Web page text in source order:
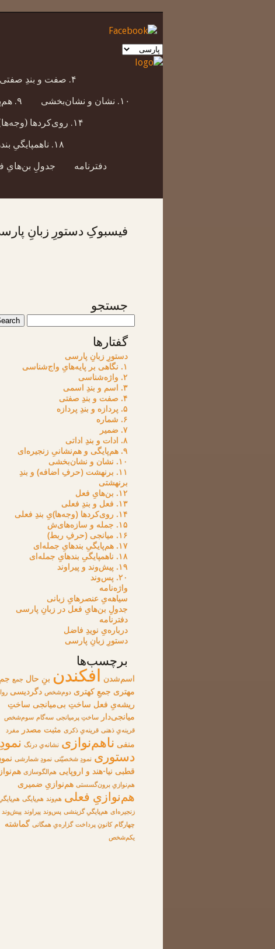
یک
زبان
۴. صفت و بندِ صفتی
۹. هم‌پایگی و هم‌نشانیِ زنجیره‌ای
۱۰. نشان و نشان‌بخشی
۱۴. روی‌کردها (وجه‌ها)یِ بندِ فعلی
۱۸. ناهمپایگیِ بندهایِ جمله‌ای
جدولِ بن‌هایِ
دفترنامه
فیسبوکِ دستورِ زبانِ
جستجو
گفتارها
دستورِ زبانِ پارسی
۱. نگاهی بر پایه‌هایِ واج‌شناسی
۲. واژه‌شناسی
۳. اسم و بندِ اسمی
۴. صفت و بندِ صفتی
۵. پردازه و بندِ پردازه
۶. شماره
۷. ضمیر
۸. ادات و بندِ اداتی
۹. هم‌پایگی و هم‌نشانیِ زنجیره‌ای
۱۰. نشان و نشان‌بخشی
۱۱. برنهشت (حرفِ اضافه) و بندِ
برنهشتی
۱۲. بن‌هایِ فعل
۱۳. فعل و بندِ فعلی
۱۴. روی‌کردها (وجه‌ها)یِ بندِ فعلی
۱۵. جمله و سازه‌های‌ش
۱۶. میانجی (حرفِ ربط)
۱۷. هم‌پایگیِ بندهایِ جمله‌ای
۱۸. ناهمپایگیِ بندهایِ جمله‌ای
۱۹. پیش‌وند و پیراوند
۲۰. پس‌وند
واژه‌نامه
سیاهه‌یِ عنصرهایِ زبانی
جدولِ بن‌هایِ فعل در زبانِ پارسی
دفترنامه
درباره‌یِ نویدِ فاضل
دستورِ زبانِ پارسی
برچسب‌ها
اسم‌شدن افکندن بنِ حال جمع
مهتری جمعِ کهتری دوم‌شخص دگردیسی
ریشه‌یِ فعل ساختِ بی‌میانجی ساختِ
میانجی‌دار
ساختِ پرمیانجی سه‌گام سوم‌شخص
قرینه‌یِ ذهنی قرینه‌یِ ذکری مثبت مصدر مفرد
منفی ناهم‌نوازی نشانه‌یِ درنگ نمودِ
دستوری نمودِ شخصیّتی نمودِ شمارشی
قطبی نیا-هند و اروپایی هم‌الگوسازی
هم‌نوازیِ برون‌گسستی هم‌نوازیِ ضمیری
هم‌نوازیِ فعلی هم‌وند هم‌پایگی
زنجیره‌ای هم‌پایگیِ گزینشی پس‌وند پیراوند پیش‌وند
چهارگام کانونِ پرداخت گزاره‌یِ همگانی گماشته
یکم‌شخص